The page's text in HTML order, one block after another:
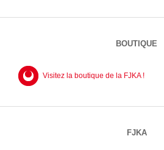
BOUTIQUE
Visitez la boutique de la FJKA !
FJKA